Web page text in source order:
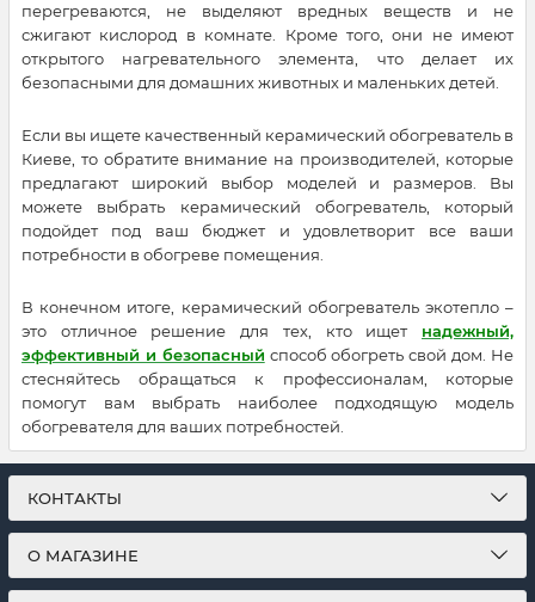
перегреваются, не выделяют вредных веществ и не
сжигают кислород в комнате. Кроме того, они не имеют
открытого нагревательного элемента, что делает их
безопасными для домашних животных и маленьких детей.
Если вы ищете качественный керамический обогреватель в
Киеве, то обратите внимание на производителей, которые
предлагают широкий выбор моделей и размеров. Вы
можете выбрать керамический обогреватель, который
подойдет под ваш бюджет и удовлетворит все ваши
потребности в обогреве помещения.
В конечном итоге, керамический обогреватель экотепло –
это отличное решение для тех, кто ищет надежный,
эффективный и безопасный способ обогреть свой дом. Не
стесняйтесь обращаться к профессионалам, которые
помогут вам выбрать наиболее подходящую модель
обогревателя для ваших потребностей.
КОНТАКТЫ
О МАГАЗИНЕ